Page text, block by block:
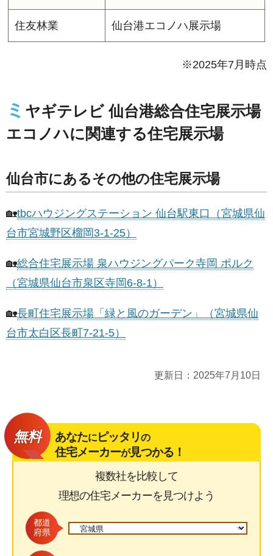
住友林業 仙台港エコノハ展示場
※2025年7月時点
ミ ヤギテレビ 仙台港総合住宅展示場
エコノハに関連する住宅展示場
仙台市にあるその他の住宅展示場
🏡tbcハウジングステーション 仙台駅東口（宮城県仙
台市宮城野区榴岡3-1-25）
🏡総合住宅展示場 泉ハウジングパーク寺岡 ポルク
（宮城県仙台市泉区寺岡6-8-1）
🏡長町住宅展示場「緑と風のガーデン」（宮城県仙
台市太白区長町7-21-5）
更新日： 2025年7月10日
無料 あなたにピッタリの
住宅メーカーが見つかる！
複数社を比較して
理想の住宅メーカーを見つけよう
都道
府県